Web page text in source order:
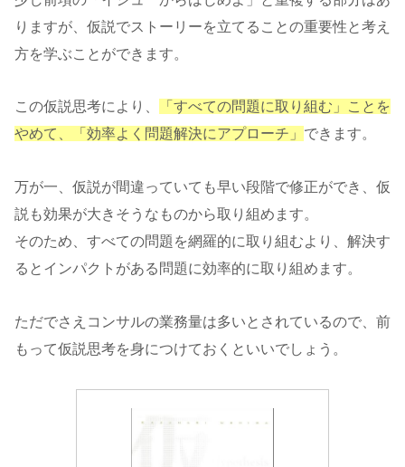
りますが、仮説でストーリーを立てることの重要性と考え
方を学ぶことができます。
この仮説思考により、
「すべての問題に取り組む」ことを
やめて、「効率よく問題解決にアプローチ」 できます。
万が一、仮説が間違っていても早い段階で修正ができ、仮
説も効果が大きそうなものから取り組めます。
そのため、すべての問題を網羅的に取り組むより、解決す
るとインパクトがある問題に効率的に取り組めます。
ただでさえコンサルの業務量は多いとされているので、前
もって仮説思考を身につけておくといいでしょう。